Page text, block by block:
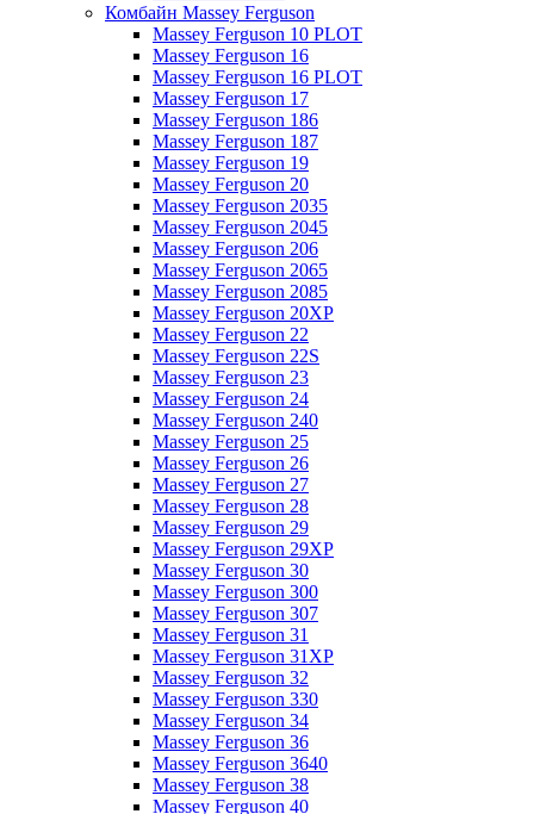
Комбайн Massey Ferguson
Massey Ferguson 10 PLOT
Massey Ferguson 16
Massey Ferguson 16 PLOT
Massey Ferguson 17
Massey Ferguson 186
Massey Ferguson 187
Massey Ferguson 19
Massey Ferguson 20
Massey Ferguson 2035
Massey Ferguson 2045
Massey Ferguson 206
Massey Ferguson 2065
Massey Ferguson 2085
Massey Ferguson 20XP
Massey Ferguson 22
Massey Ferguson 22S
Massey Ferguson 23
Massey Ferguson 24
Massey Ferguson 240
Massey Ferguson 25
Massey Ferguson 26
Massey Ferguson 27
Massey Ferguson 28
Massey Ferguson 29
Massey Ferguson 29XP
Massey Ferguson 30
Massey Ferguson 300
Massey Ferguson 307
Massey Ferguson 31
Massey Ferguson 31XP
Massey Ferguson 32
Massey Ferguson 330
Massey Ferguson 34
Massey Ferguson 36
Massey Ferguson 3640
Massey Ferguson 38
Massey Ferguson 40